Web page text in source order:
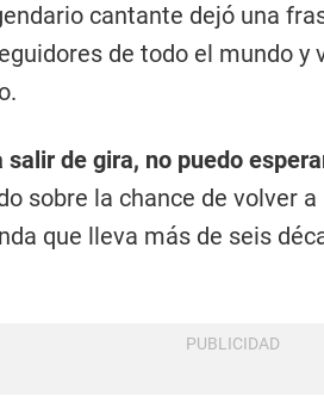
cantante dejó una
de todo el mundo y
de gira, no puedo
sobre la chance de volver
que lleva más de seis